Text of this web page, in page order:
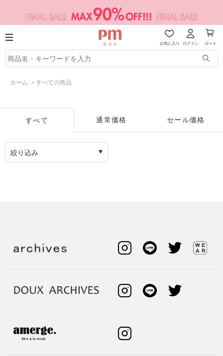
お気に入り ログイン カート
ホーム > すべての商品
すべて 通常価格 セール価格
絞り込み